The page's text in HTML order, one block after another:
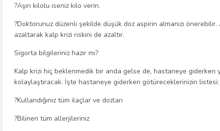
?Aşırı kilolu iseniz kilo verin.
?Doktorunuz düzenli şekilde düşük doz aspirin almanızı önerebilir.
azaltarak kalp krizi riskini de azaltır.
Sigorta bilgileriniz hazır mı?
Kalp krizi hiç beklenmedik bir anda gelse de, hastaneye giderken
kolaylaştıracak. İşte hastaneye giderken götüreceklerinizin listesi:
?Kullandığınız tüm ilaçlar ve dozları
?Bilinen tüm allerjileriniz